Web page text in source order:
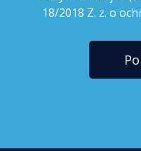
18/2018 Z. z. o